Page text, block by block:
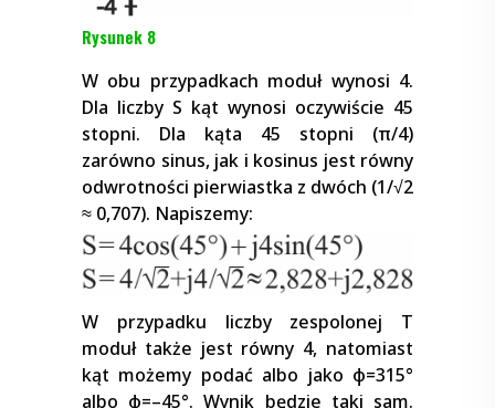
Rysunek 8
W obu przypadkach moduł wynosi 4.
Dla liczby S kąt wynosi oczywiście 45
stopni. Dla kąta 45 stopni (π/4)
zarówno sinus, jak i kosinus jest równy
odwrotności pierwiastka z dwóch (1/√2
≈ 0,707). Napiszemy:
W przypadku liczby zespolonej T
moduł także jest równy 4, natomiast
kąt możemy podać albo jako φ=315°
albo φ=–45°. Wynik będzie taki sam.